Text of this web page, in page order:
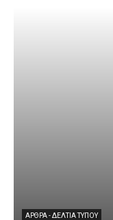
ΆΡΘΡΑ - ΔΕΛΤΊΑ ΤΎΠΟΥ